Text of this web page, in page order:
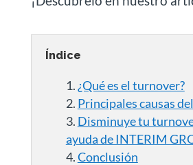
Índice
¿Qué es el turnover?
Principales causas
Disminuye tu
ayuda de INTERIM
Conclusión